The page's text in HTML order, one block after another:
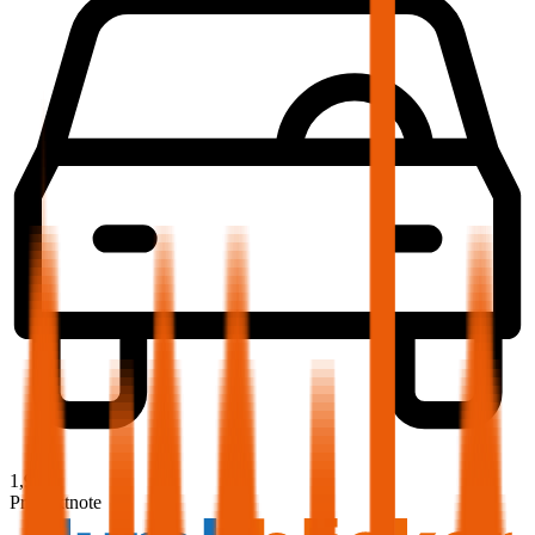
1,9
Produktnote